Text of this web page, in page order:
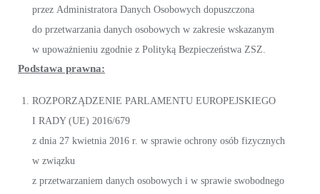
przez Administratora Danych Osobowych dopuszczona
do przetwarzania danych osobowych w zakresie wskazanym
w upoważnieniu zgodnie z Polityką Bezpieczeństwa ZSZ.
Podstawa prawna:
ROZPORZĄDZENIE PARLAMENTU EUROPEJSKIEGO
I RADY (UE) 2016/679
z dnia 27 kwietnia 2016 r. w sprawie ochrony osób fizycznych
w związku
z przetwarzaniem danych osobowych i w sprawie swobodnego